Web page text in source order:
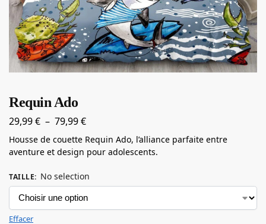
Requin Ado
29,99€ – 79,99€
Housse de couette Requin Ado, l’alliance parfaite entre
aventure et design pour adolescents.
TAILLE: No selection
Effacer